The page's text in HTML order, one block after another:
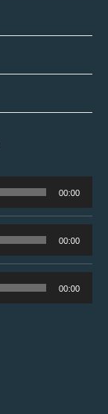
00:00
00:00
00:00